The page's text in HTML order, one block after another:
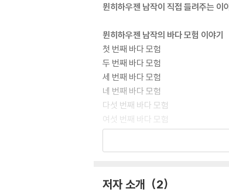
뮌히하우젠 남작이 직접 들려주는 이
뮌히하우젠 남작의 바다 모험 이야기
첫 번째 바다 모험
두 번째 바다 모험
세 번째 바다 모험
네 번째 바다 모험
다섯 번째 바다 모험
여섯 번째 바다 모험
일곱 번째 바다 모험
아홉 번째 바다 모험
저자 소개 2